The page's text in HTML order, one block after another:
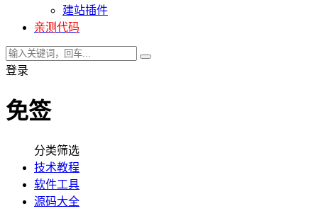
建站插件
亲测代码
登录
免签
分类筛选
技术教程
软件工具
源码大全